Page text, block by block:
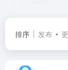
排序 发布